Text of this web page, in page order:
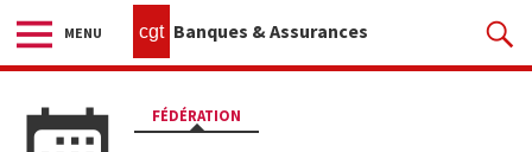
cgt Banques & Assurances
MENU
FÉDÉRATION